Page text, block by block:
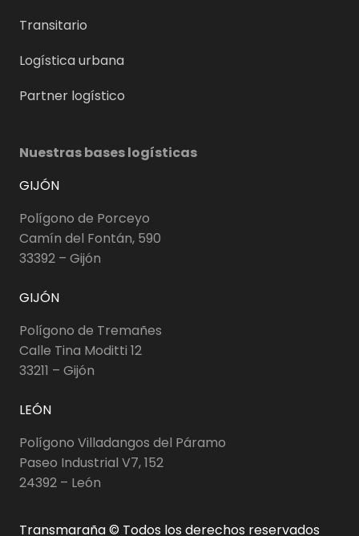
Transitario
Logística urbana
Partner logístico
Nuestras bases logísticas
GIJÓN
Polígono de Porceyo
Camín del Fontán, 590
33392 – Gijón
GIJÓN
Polígono de Tremañes
Calle Tina Moditti 12
33211 – Gijón
LEÓN
Polígono Villadangos del Páramo
Paseo Industrial V7, 152
24392 – León
Transmaraña © Todos los derechos reservados